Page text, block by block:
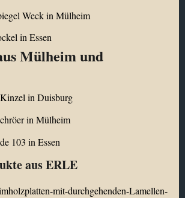
Weck in Mülheim
in Essen
Mülheim und
in Duisburg
in Mülheim
103 in Essen
aus ERLE
mit-durchgehenden-Lamellen-